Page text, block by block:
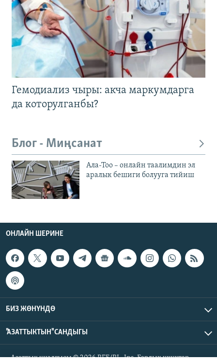
Гемодиализ чыры: акча маркумдарга
да которулганбы?
Блог - Миңсанат
Ала-Тоо – онлайн таалимдин эл
аралык бешиги болууга тийиш
ОНЛАЙН ШЕРИНЕ
БИЗ ЖӨНҮНДӨ
"АЗАТТЫКТЫН" САНДЫГЫ
Азаттык үналгысы © 2026 RFE/RL, Inc. Бардык укуктар